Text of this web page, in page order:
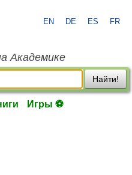
EN DE ES FR
Академике
Найти!
Игры ⚽